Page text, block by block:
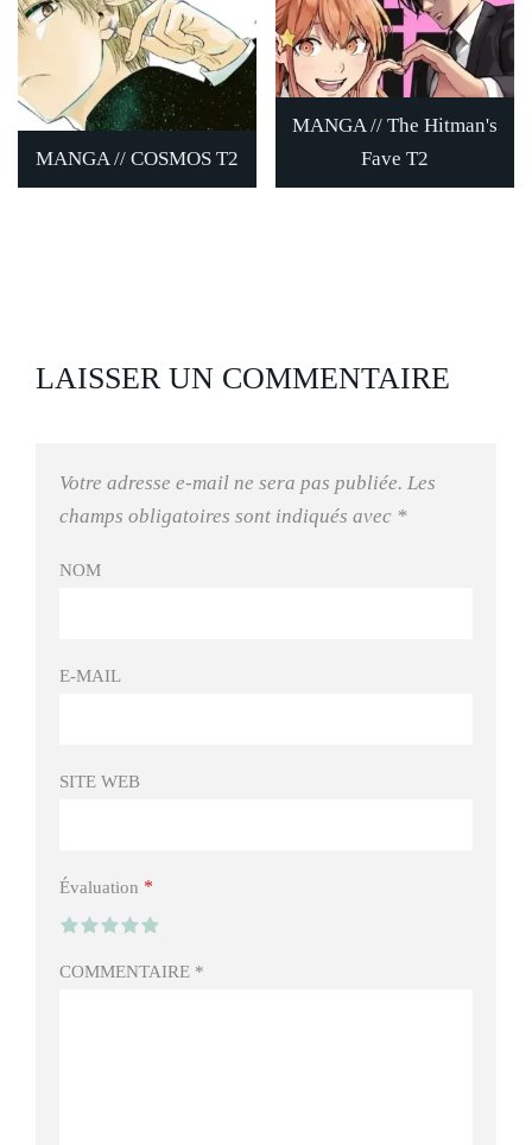
MANGA // COSMOS T2
MANGA // The Hitman's
Fave T2
LAISSER UN COMMENTAIRE
Votre adresse e-mail ne sera pas publiée. Les
champs obligatoires sont indiqués avec *
NOM
E-MAIL
SITE WEB
Évaluation *
COMMENTAIRE *